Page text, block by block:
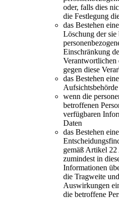
oder, falls dies
die Festlegung
das Bestehen
Löschung der sie
Einschränkung
Verantwortlichen
gegen diese
das Bestehen
Aufsichtsbehörde
wenn die
betroffenen
verfügbaren
Daten
das Bestehen
gemäß Artikel
zumindest in
Informationen
die Tragweite
Auswirkungen
die betroffene